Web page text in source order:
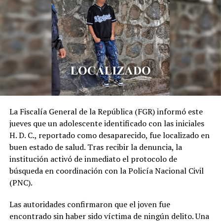
La Fiscalía General de la República (FGR) informó este
jueves que un adolescente identificado con las iniciales
H. D. C., reportado como desaparecido, fue localizado en
buen estado de salud. Tras recibir la denuncia, la
institución activó de inmediato el protocolo de
búsqueda en coordinación con la Policía Nacional Civil
(PNC).
Las autoridades confirmaron que el joven fue
encontrado sin haber sido víctima de ningún delito. Una